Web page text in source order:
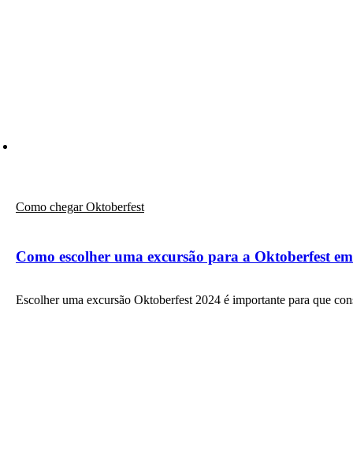
Como chegar Oktoberfest
Como escolher uma excursão para a Oktoberfest
Escolher uma excursão Oktoberfest 2024 é importante para que